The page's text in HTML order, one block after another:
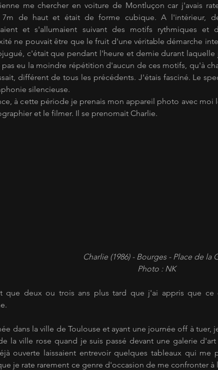
me chercher en voiture de Montluçon car j'avais
7m de haut et était de forme cubique. A l'intérieur,
et s'allumaient suivant des motifs rythmiques et
ne pouvait être que le fruit d'une véritable démarche
c'était que pendant l'heure et demie durant
pas eu la moindre répétition d'aucun de ces motifs, qu'à
différent de tous les précédents. J'étais fasciné. Le
silencieuse.
à cette période je prenais mon appareil photo avec
et le filmer. Il se prenomait Charlie.
Charlie (1986) - Bourges - Place de la
Photo : NK
que deux ou trois ans plus tard que j'ai appris que ce
dans la ville de Toulouse et ayant une journée off à tuer,
la ville rose quand je suis passé devant une galerie
ouverte laissaient entrevoir quelques tableaux qui me
je rate rarement ce genre d'occasion de me confronter à